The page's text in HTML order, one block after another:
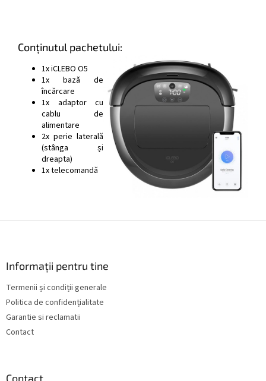
Conținutul pachetului:
1x iCLEBO O5
1x bază de
încărcare
1x adaptor cu
cablu de
alimentare
2x perie laterală
(stânga și
dreapta)
1x telecomandă
Informații pentru tine
Termenii și condiții generale
Politica de confidențialitate
Garantie si reclamatii
Contact
Contact